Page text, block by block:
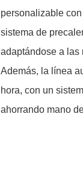
personalizable
sistema de
adaptándose a las
Además, la línea
hora, con un
ahorrando mano